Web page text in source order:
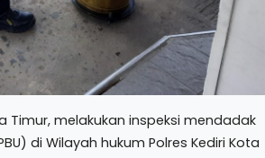
Timur, melakukan inspeksi mendadak
di Wilayah hukum Polres Kediri Kota